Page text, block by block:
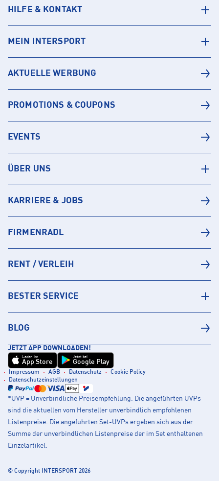
HILFE & KONTAKT
MEIN INTERSPORT
AKTUELLE WERBUNG
PROMOTIONS & COUPONS
EVENTS
ÜBER UNS
KARRIERE & JOBS
FIRMENRADL
RENT / VERLEIH
BESTER SERVICE
BLOG
JETZT APP DOWNLOADEN!
Laden im
App Store
Jetzt bei
Google Play
Impressum AGB Datenschutz
Cookie Policy
Datenschutzeinstellungen
*UVP = Unverbindliche Preisempfehlung. Die angeführten UVPs
sind die aktuellen vom Hersteller unverbindlich empfohlenen
Listenpreise. Die angeführten Set-UVPs ergeben sich aus der
Summe der unverbindlichen Listenpreise der im Set enthaltenen
Einzelartikel.
© Copyright INTERSPORT 2026